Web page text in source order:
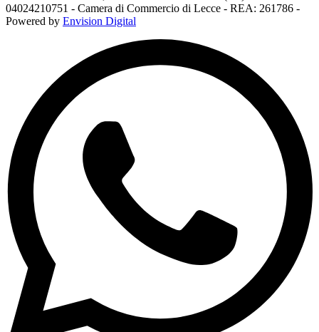
04024210751 - Camera di Commercio di Lecce - REA: 261786 -
Powered by Envision Digital